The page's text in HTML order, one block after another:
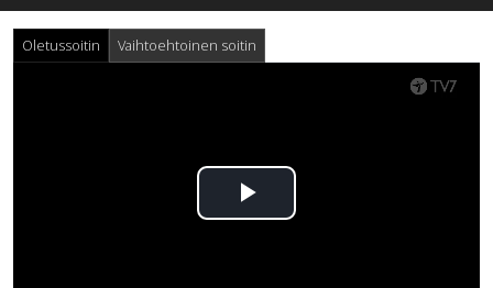
Oletussoitin Vaihtoehtoinen soitin
Toista